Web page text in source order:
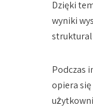
Dzięki
wyniki
Podczas
opiera